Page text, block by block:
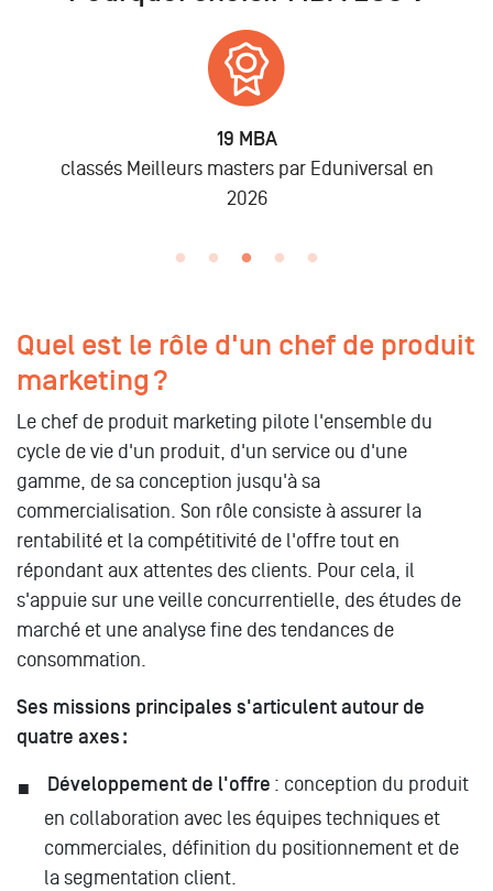
6 875Alumni
lors des promo 2019 à 2025
Quel est le rôle d'un chef de produit
marketing ?
Le chef de produit marketing pilote l'ensemble du
cycle de vie d'un produit, d'un service ou d'une
gamme, de sa conception jusqu'à sa
commercialisation. Son rôle consiste à assurer la
rentabilité et la compétitivité de l'offre tout en
répondant aux attentes des clients. Pour cela, il
s'appuie sur une veille concurrentielle, des études de
marché et une analyse fine des tendances de
consommation.
Ses missions principales s'articulent autour de
quatre axes :
Développement de l'offre : conception du produit
en collaboration avec les équipes techniques et
commerciales, définition du positionnement et de
la segmentation client.